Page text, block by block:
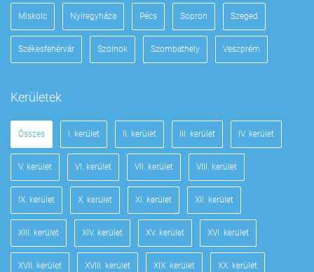
Miskolc Nyíregyháza Pécs Sopron Szeged
Székesfehérvár Szolnok Szombathely Veszprém
Kerületek
Összes I. kerület II. kerület III. kerület IV. kerület
V. kerület VI. kerület VII. kerület VIII. kerület
IX. kerület X. kerület XI. kerület XII. kerület
XIII. kerület XIV. kerület XV. kerület XVI. kerület
XVII. kerület XVIII. kerület XIX. kerület XX. kerület